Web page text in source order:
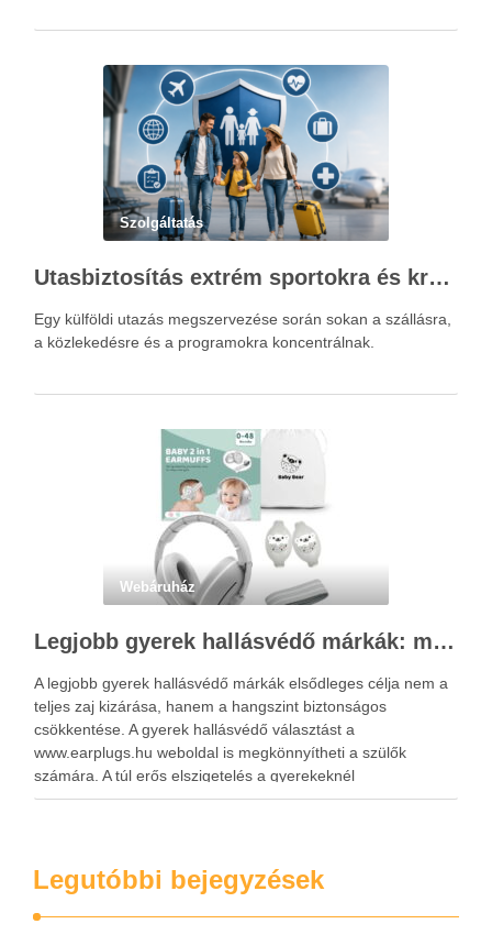
Szolgáltatás
Utasbiztosítás extrém sportokra és krónikus betegségek esetén: mire figyelj utazás előtt?
Egy külföldi utazás megszervezése során sokan a szállásra,
a közlekedésre és a programokra koncentrálnak.
Webáruház
Legjobb gyerek hallásvédő márkák: mire figyeljenek a szülők választáskor?
A legjobb gyerek hallásvédő márkák elsődleges célja nem a
teljes zaj kizárása, hanem a hangszint biztonságos
csökkentése. A gyerek hallásvédő választást a
www.earplugs.hu weboldal is megkönnyítheti a szülők
számára. A túl erős elszigetelés a gyerekeknél
kényelmetlenséget, félelmet vagy dezorientáltságot is
Legutóbbi bejegyzések